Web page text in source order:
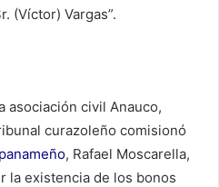
(Víctor) Vargas”.
asociación civil Anauco,
curazoleño comisionó
, Rafael Moscarella,
la existencia de los bonos